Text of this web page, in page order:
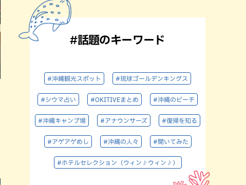
#話題のキーワード
#沖縄観光スポット #琉球ゴールデンキングス
#シウマ占い #OKITIVEまとめ #沖縄のビーチ
#沖縄キャンプ場 #アナウンサーズ #復帰を知る
#アゲアゲめし #沖縄の人々 #聞いてみた
#ホテルセレクション（ウィン♪ウィン♪）